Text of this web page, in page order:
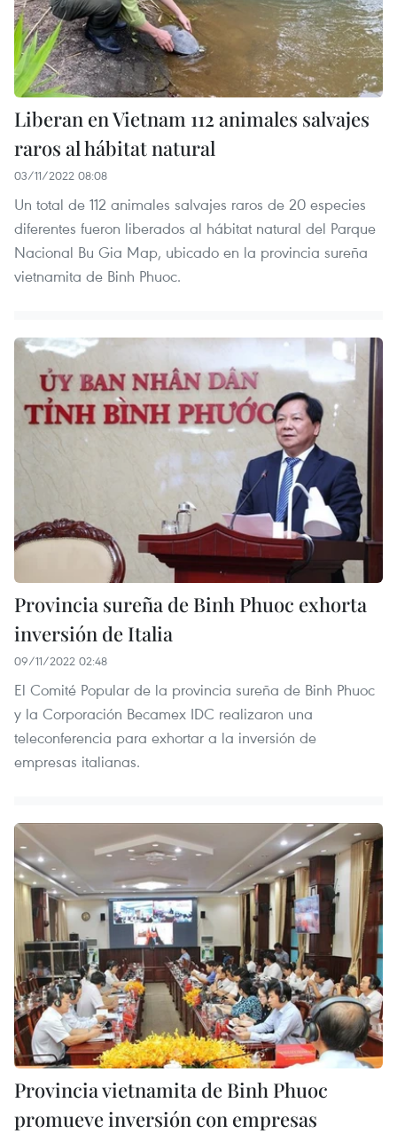
Liberan en Vietnam 112 animales salvajes
raros al hábitat natural
03/11/2022 08:08
Un total de 112 animales salvajes raros de 20 especies
diferentes fueron liberados al hábitat natural del Parque
Nacional Bu Gia Map, ubicado en la provincia sureña
vietnamita de Binh Phuoc.
Provincia sureña de Binh Phuoc exhorta
inversión de Italia
09/11/2022 02:48
El Comité Popular de la provincia sureña de Binh Phuoc
y la Corporación Becamex IDC realizaron una
teleconferencia para exhortar a la inversión de
empresas italianas.
Provincia vietnamita de Binh Phuoc
promueve inversión con empresas